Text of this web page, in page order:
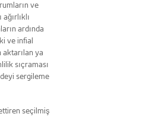
ve
ardında
ve infial
aktarılan ya
sıçraması
sergileme
seçilmiş